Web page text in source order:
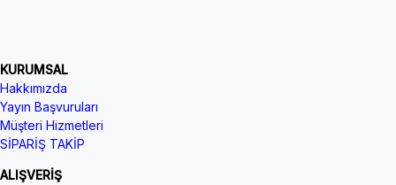
KURUMSAL
Hakkımızda
Yayın Başvuruları
Müşteri Hizmetleri
SİPARİŞ TAKİP
ALIŞVERİŞ